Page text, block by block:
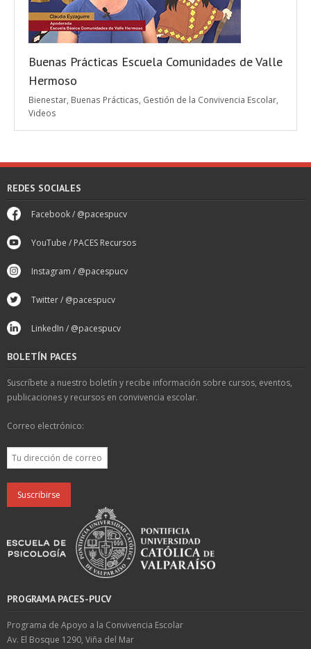
Buenas Prácticas Escuela Comunidades de Valle
Hermoso
Bienestar Buenas Prácticas Gestión de la Convivencia Escolar
Videos
REDES SOCIALES
Facebook / @pacespucv
YouTube / PACES Recursos
Instagram / @pacespucv
Twitter / @pacespucv
LinkedIn / @pacespucv
BOLETÍN PACES
Suscríbete a nuestro boletín y recibe información sobre cursos, eventos,
publicaciones y recursos en convivencia escolar.
Correo electrónico:
PROGRAMA PACES-PUCV
Programa de Apoyo a la Convivencia Escolar
Av. El Bosque 1290, Viña del Mar